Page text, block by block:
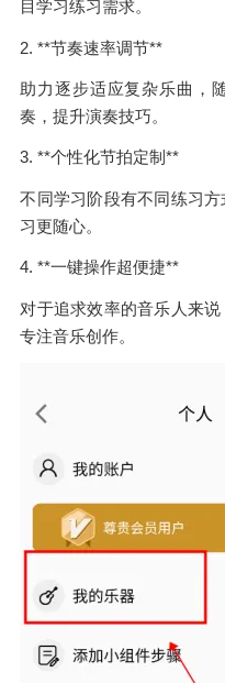
目学习练习需求。
2. **节奏速率调节**
助力逐步适应复杂乐曲，
奏，提升演奏技巧。
3. **个性化节拍定制**
不同学习阶段有不同练习
习更随心。
4. **一键操作超便捷**
对于追求效率的音乐人来
专注音乐创作。